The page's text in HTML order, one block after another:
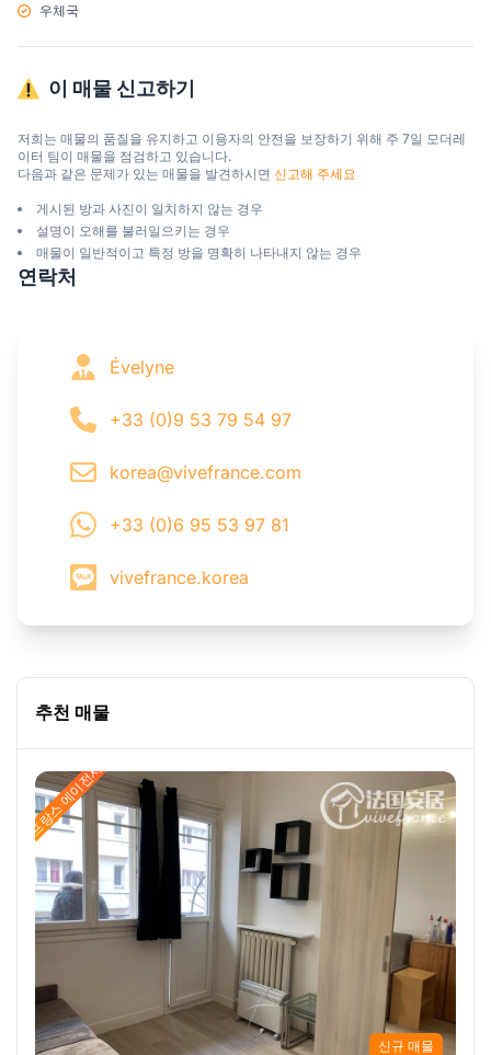
우체국
이 매물 신고하기
저희는 매물의 품질을 유지하고 이용자의 안전을 보장하기 위해 주 7일 모더레
이터 팀이 매물을 점검하고 있습니다.
다음과 같은 문제가 있는 매물을 발견하시면 신고해 주세요
게시된 방과 사진이 일치하지 않는 경우
설명이 오해를 불러일으키는 경우
매물이 일반적이고 특정 방을 명확히 나타내지 않는 경우
연락처
Évelyne
+33 (0)9 53 79 54 97
korea@vivefrance.com
+33 (0)6 95 53 97 81
vivefrance.korea
추천 매물
프랑스 에이전시
신규 매물